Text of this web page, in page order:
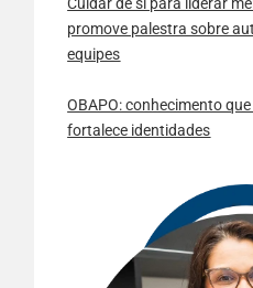
Cuidar de si para liderar
promove palestra sobre
equipes
OBAPO: conhecimento
fortalece identidades